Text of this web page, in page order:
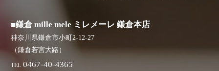
■鎌倉 mille mele ミレメーレ 鎌倉本店
神奈川県鎌倉市小町2-12-27
（鎌倉若宮大路）
TEL 0467-40-4365